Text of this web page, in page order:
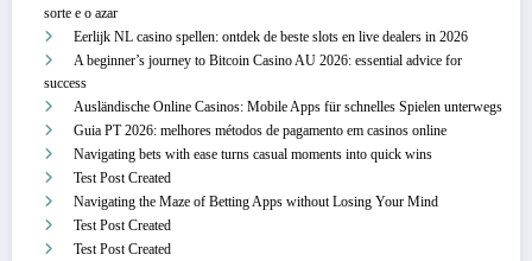
sorte e o azar
Eerlijk NL casino spellen: ontdek de beste slots en live dealers in 2026
A beginner’s journey to Bitcoin Casino AU 2026: essential advice for
success
Ausländische Online Casinos: Mobile Apps für schnelles Spielen unterwegs
Guia PT 2026: melhores métodos de pagamento em casinos online
Navigating bets with ease turns casual moments into quick wins
Test Post Created
Navigating the Maze of Betting Apps without Losing Your Mind
Test Post Created
Test Post Created